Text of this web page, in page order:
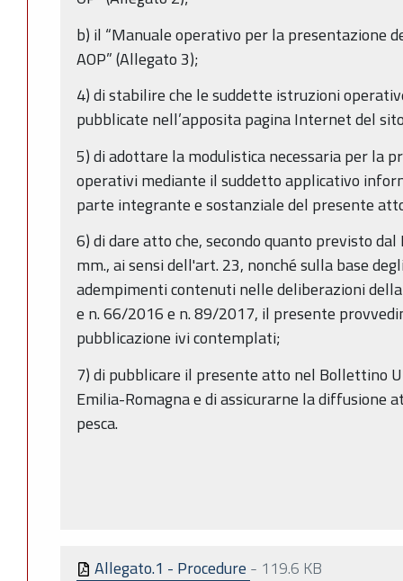
b) il “Manuale operativo per la presentazione
AOP” (Allegato 3);
4) di stabilire che le suddette istruzioni
pubblicate nell’apposita pagina Internet del
5) di adottare la modulistica necessaria per la
operativi mediante il suddetto applicativo
parte integrante e sostanziale del presente
6) di dare atto che, secondo quanto previsto dal
mm., ai sensi dell'art. 23, nonché sulla base
adempimenti contenuti nelle deliberazioni
e n. 66/2016 e n. 89/2017, il presente
pubblicazione ivi contemplati;
7) di pubblicare il presente atto nel Bollettino
Emilia-Romagna e di assicurarne la diffusione
pesca.
Allegato.1 - Procedure - 119.6 KB